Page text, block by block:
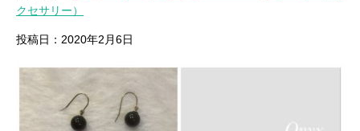
クセサリー）
投稿日：2020年2月6日